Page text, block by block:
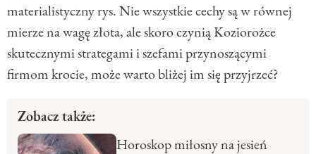
materialistyczny rys. Nie wszystkie cechy są w równej
mierze na wagę złota, ale skoro czynią Koziorożce
skutecznymi strategami i szefami przynoszącymi
firmom krocie, może warto bliżej im się przyjrzeć?
Zobacz także:
Horoskop miłosny na jesień